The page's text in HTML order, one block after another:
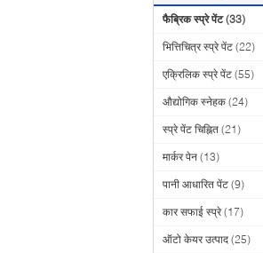
फैब्रिक स्प्रे पेंट (33)
भित्तिचित्र स्प्रे पेंट (22)
एक्रिलिक स्प्रे पेंट (55)
औद्योगिक स्नेहक (24)
स्प्रे पेंट चिह्नित (21)
मार्कर पेन (13)
पानी आधारित पेंट (9)
कार सफाई स्प्रे (17)
ऑटो केयर उत्पाद (25)